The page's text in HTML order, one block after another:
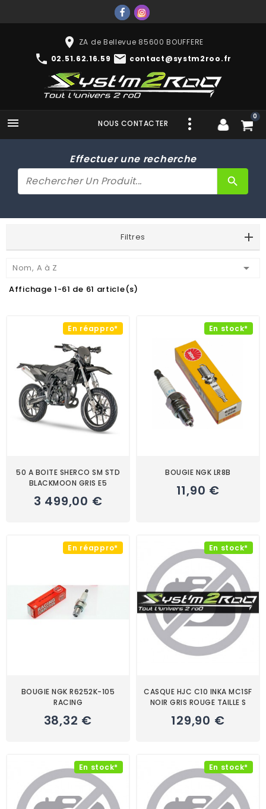
place ZA de Bellevue 85600 BOUFFERE
phone 02.51.62.16.59 mail contact@systm2roo.fr
 0
NOUS CONTACTER
Effectuer une recherche
search
Filtres
Nom, A à Z 
Affichage 1-61 de 61 article(s)
En réappro*
50 A BOITE SHERCO SM STD
BLACKMOON GRIS E5
3 499,00 €
En stock*
BOUGIE NGK LR8B
11,90 €
En réappro*
BOUGIE NGK R6252K-105
RACING
38,32 €
En stock*
CASQUE HJC C10 INKA MC1SF
NOIR GRIS ROUGE TAILLE S
129,90 €
En stock* En stock*